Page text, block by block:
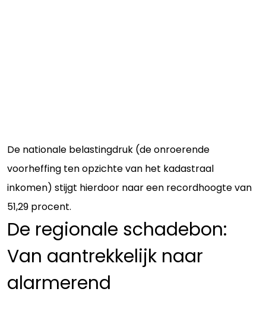
De nationale belastingdruk (de onroerende
voorheffing ten opzichte van het kadastraal
inkomen) stijgt hierdoor naar een recordhoogte van
51,29 procent.
De regionale schadebon:
Van aantrekkelijk naar
alarmerend